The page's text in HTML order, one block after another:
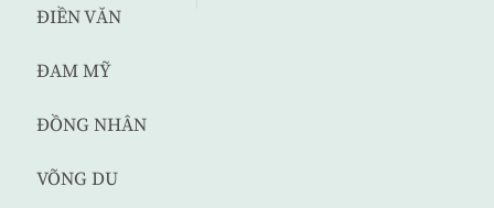
ĐIỀN VĂN
ĐAM MỸ
ĐỒNG NHÂN
VÕNG DU